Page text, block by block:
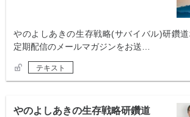
やのよしあきの生存戦略(サバイバル)研鑽
定期配信のメールマガジンをお送…
テキスト
やのよしあきの生存戦略研鑽道